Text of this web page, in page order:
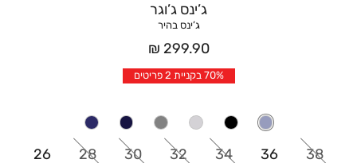
ג’ינס ג’וגר
ג’ינס בהיר
מחיר
אחרי
הנחה
299.90 ₪
70% בקניית 2 פריטים
26 28 30 32 34 36
38